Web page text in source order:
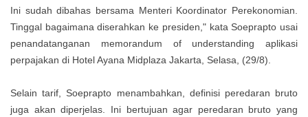
Ini sudah dibahas bersama Menteri Koordinator Perekonomian.
Tinggal bagaimana diserahkan ke presiden," kata Soeprapto usai
penandatanganan memorandum of understanding aplikasi
perpajakan di Hotel Ayana Midplaza Jakarta, Selasa, (29/8).
Selain tarif, Soeprapto menambahkan, definisi peredaran bruto
juga akan diperjelas. Ini bertujuan agar peredaran bruto yang